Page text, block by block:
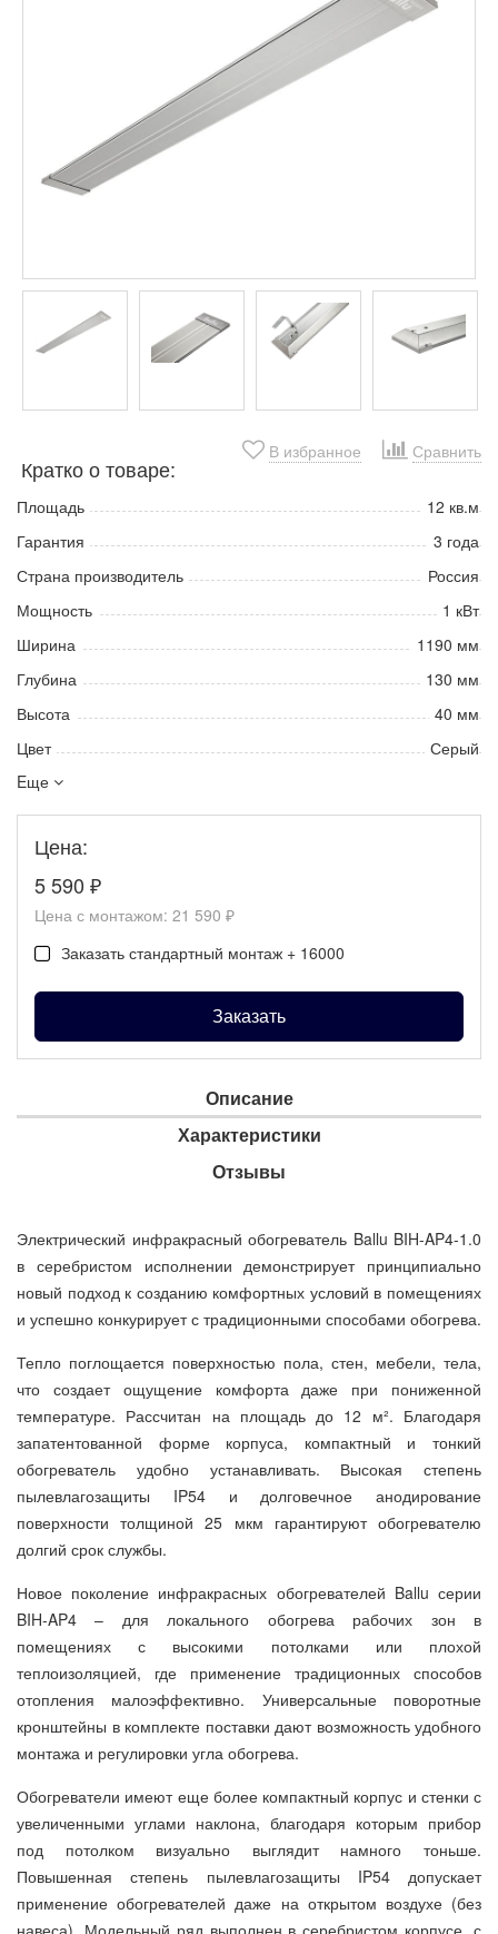
В избранное Сравнить
Кратко о товаре:
Площадь
12 кв.м
Гарантия
3 года
Страна производитель
Россия
Мощность
1 кВт
Ширина
1190 мм
Глубина
130 мм
Высота
40 мм
Цвет
Серый
Eще
Цена:
5 590 ₽
Цена с монтажом: 21 590 ₽
Заказать стандартный монтаж + 16000
Заказать
Описание
Характеристики
Отзывы
Электрический инфракрасный обогреватель Ballu BIH-AP4-1.0
в серебристом исполнении демонстрирует принципиально
новый подход к созданию комфортных условий в помещениях
и успешно конкурирует с традиционными способами обогрева.
Тепло поглощается поверхностью пола, стен, мебели, тела,
что создает ощущение комфорта даже при пониженной
температуре. Рассчитан на площадь до 12 м². Благодаря
запатентованной форме корпуса, компактный и тонкий
обогреватель удобно устанавливать. Высокая степень
пылевлагозащиты IP54 и долговечное анодирование
поверхности толщиной 25 мкм гарантируют обогревателю
долгий срок службы.
Новое поколение инфракрасных обогревателей Ballu серии
BIH-AP4 – для локального обогрева рабочих зон в
помещениях с высокими потолками или плохой
теплоизоляцией, где применение традиционных способов
отопления малоэффективно. Универсальные поворотные
кронштейны в комплекте поставки дают возможность удобного
монтажа и регулировки угла обогрева.
Обогреватели имеют еще более компактный корпус и стенки с
увеличенными углами наклона, благодаря которым прибор
под потолком визуально выглядит намного тоньше.
Повышенная степень пылевлагозащиты IP54 допускает
применение обогревателей даже на открытом воздухе (без
навеса). Модельный ряд выполнен в серебристом корпусе, с